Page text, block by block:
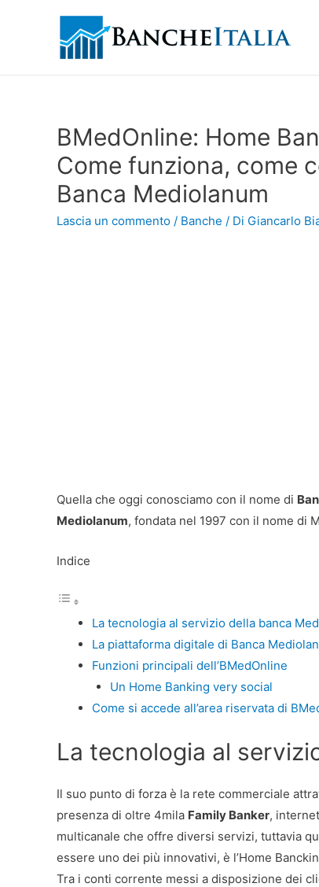
BMedOnline: Home
Come funziona, come
Banca Mediolanum
Lascia un commento / Banche / Di Giancarlo
Quella che oggi conosciamo con il nome di
Mediolanum, fondata nel 1997 con il nome di
Indice
La tecnologia al servizio della banca
La piattaforma digitale di Banca
Funzioni principali dell’BMedOnline
Un Home Banking very social
Come si accede all’area riservata di
La tecnologia al
Il suo punto di forza è la rete commerciale
presenza di oltre 4mila Family Banker,
multicanale che offre diversi servizi, tuttavia
essere uno dei più innovativi, è l’Home
Tra i conti corrente messi a disposizione dei